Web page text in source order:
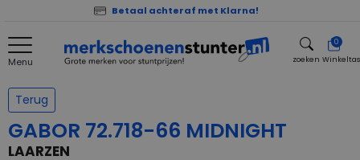
Betaal achteraf met Klarna!
Menu zoeken
0
Winkeltas
Terug
GABOR 72.718-66 MIDNIGHT
LAARZEN